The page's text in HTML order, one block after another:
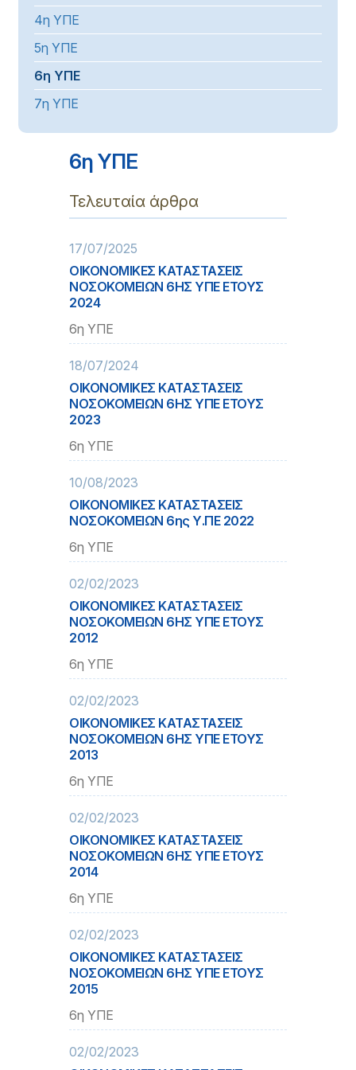
4η ΥΠΕ
5η ΥΠΕ
6η ΥΠΕ
7η ΥΠΕ
6η ΥΠΕ
Τελευταία άρθρα
17/07/2025
ΟΙΚΟΝΟΜΙΚΕΣ ΚΑΤΑΣΤΑΣΕΙΣ
ΝΟΣΟΚΟΜΕΙΩΝ 6ΗΣ ΥΠΕ ΕΤΟΥΣ
2024
6η ΥΠΕ
18/07/2024
ΟΙΚΟΝΟΜΙΚΕΣ ΚΑΤΑΣΤΑΣΕΙΣ
ΝΟΣΟΚΟΜΕΙΩΝ 6ΗΣ ΥΠΕ ΕΤΟΥΣ
2023
6η ΥΠΕ
10/08/2023
ΟΙΚΟΝΟΜΙΚΕΣ ΚΑΤΑΣΤΑΣΕΙΣ
ΝΟΣΟΚΟΜΕΙΩΝ 6ης Υ.ΠΕ 2022
6η ΥΠΕ
02/02/2023
ΟΙΚΟΝΟΜΙΚΕΣ ΚΑΤΑΣΤΑΣΕΙΣ
ΝΟΣΟΚΟΜΕΙΩΝ 6ΗΣ ΥΠΕ ΕΤΟΥΣ
2012
6η ΥΠΕ
02/02/2023
ΟΙΚΟΝΟΜΙΚΕΣ ΚΑΤΑΣΤΑΣΕΙΣ
ΝΟΣΟΚΟΜΕΙΩΝ 6ΗΣ ΥΠΕ ΕΤΟΥΣ
2013
6η ΥΠΕ
02/02/2023
ΟΙΚΟΝΟΜΙΚΕΣ ΚΑΤΑΣΤΑΣΕΙΣ
ΝΟΣΟΚΟΜΕΙΩΝ 6ΗΣ ΥΠΕ ΕΤΟΥΣ
2014
6η ΥΠΕ
02/02/2023
ΟΙΚΟΝΟΜΙΚΕΣ ΚΑΤΑΣΤΑΣΕΙΣ
ΝΟΣΟΚΟΜΕΙΩΝ 6ΗΣ ΥΠΕ ΕΤΟΥΣ
2015
6η ΥΠΕ
02/02/2023